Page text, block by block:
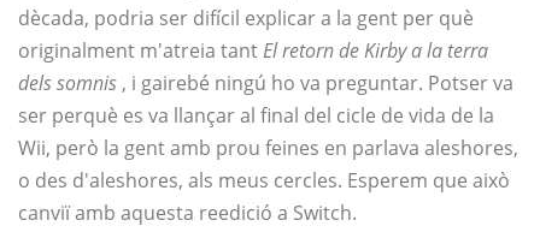
dècada, podria ser difícil explicar a la gent per què
originalment m'atreia tantEl retorn de Kirby a la terra
dels somnis , i gairebé ningú ho va preguntar. Potser va
ser perquè es va llançar al final del cicle de vida de la
Wii, però la gent amb prou feines en parlava aleshores,
o des d'aleshores, als meus cercles. Esperem que això
canviï amb aquesta reedició a Switch.